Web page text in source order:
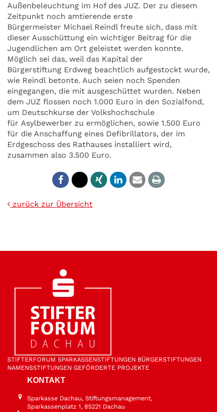
Außenbeleuchtung im Hof des JUZ. Der zu diesem
Zeitpunkt noch amtierende erste
Bürgermeister Michael Reindl freute sich, dass mit
dieser Ausschüttung ein wichtiger Beitrag für die
Jugendlichen am Ort geleistet werden konnte.
Möglich sei das, weil das Kapital der
Bürgerstiftung Erdweg beachtlich aufgestockt wurde,
wie Reindl betonte. Auch seien noch Spenden
eingegangen, die mit ausgeschüttet wurden. Neben
dem JUZ flossen noch 1.000 Euro in den Sozialfond,
um Deutschkurse der Volkshochschule
für Asylbewerber zu ermöglichen, sowie 1.500 Euro
für die Anschaffung eines Defibrillators, der im
Erdgeschoss des Rathauses installiert wird,
zusammen also 3.500 Euro.
zurück zur Übersicht
STIFTER­FORUM SPARKASSEN­STIFTUNGEN BÜRGER­STIFTUNGEN
NAMENS­STIFTUNGEN GEFÖRDERTE PROJEKTE
KONTAKT
Sparkasse Dachau, Stiftungsmanagement,
Sparkassenplatz 1, 85221 Dachau